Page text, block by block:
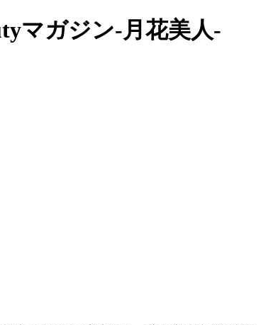
マガジン-月花美人-